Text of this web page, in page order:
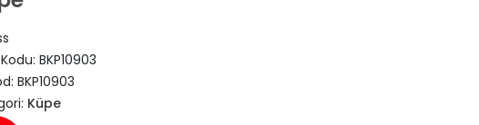
BKP10903
BKP10903
Küpe